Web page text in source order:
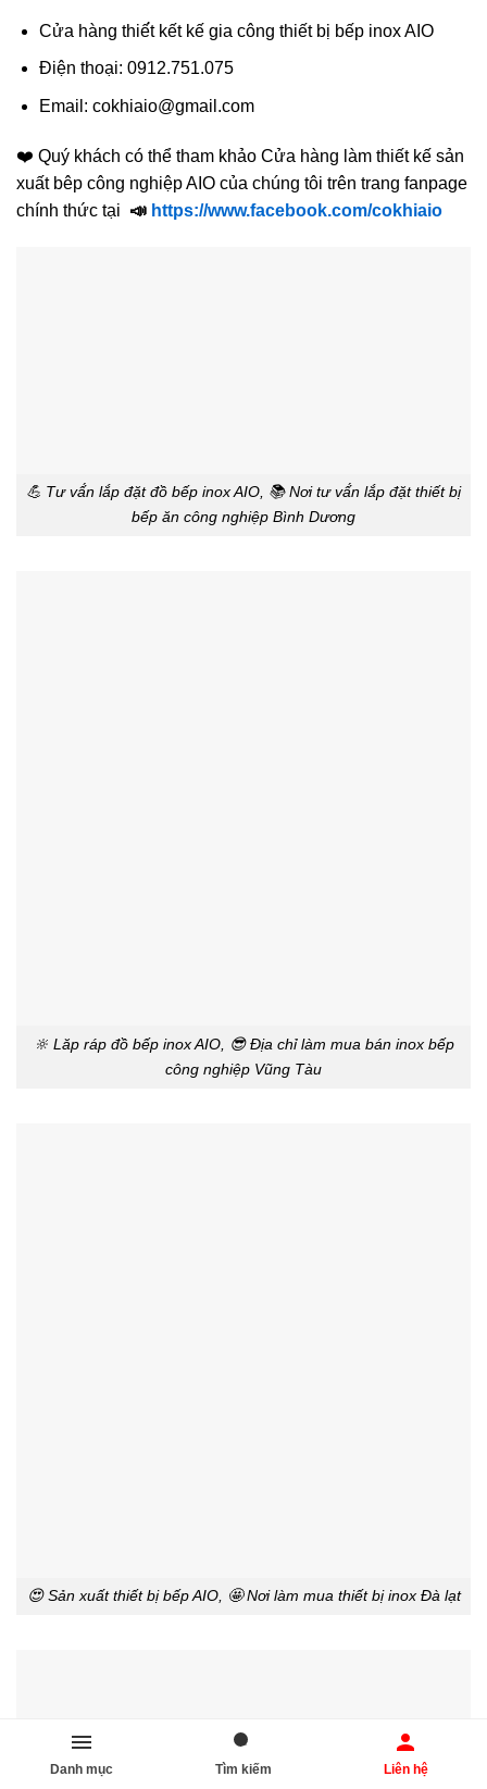
Cửa hàng thiế́t kết kế gia công thiết bị bếp inox AIO
Điện thoại: 0912.751.075
Email: cokhiaio@gmail.com
❤️ Quý khách có thể tham khảo Cửa hàng làm thiết kế sản
xuất bêp công nghiệp AIO của chúng tôi trên trang fanpage
chính thức tại 📣 https://www.facebook.com/cokhiaio
💪 Tư vấ́n lắp đặt đồ bếp inox AIO, 📚 Nơi tư vấ́n lắp đặt thiết bị
bếp ăn công nghiệp Bình Dương
🔆 Lăp ráp đồ bếp inox AIO, 😎 Địa chỉ làm mua bán inox bếp
công nghiệp Vũng Tàu
😍 Sản xuất thiết bị bếp AIO, 🤩 Nơi làm mua thiết bị inox Đà lạt
Danh mục Tìm kiếm Liên hệ